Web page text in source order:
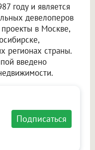
году и является
девелоперов
в Москве,
регионах страны.
введено
Подписаться